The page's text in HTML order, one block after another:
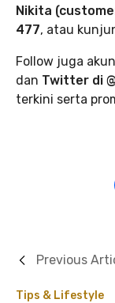
Nikita
477, atau
Follow juga
dan Twitter di
terkini serta
Tips & Lifestyle
Previous